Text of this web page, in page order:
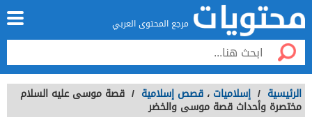
مرجع المحتوى العربي
الرئيسية / إسلاميات ، قصص إسلامية / قصة موسى عليه السلام
مختصرة وأحداث قصة موسى والخضر